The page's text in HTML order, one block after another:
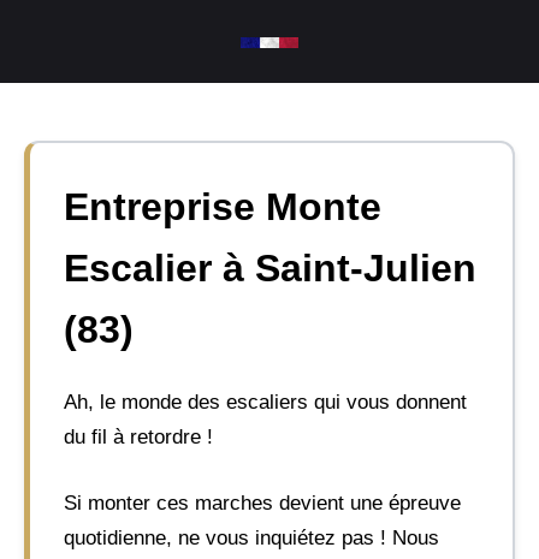
contenu
Entreprise Monte
Escalier à Saint-Julien
(83)
Ah, le monde des escaliers qui vous donnent
du fil à retordre !
Si monter ces marches devient une épreuve
quotidienne, ne vous inquiétez pas ! Nous